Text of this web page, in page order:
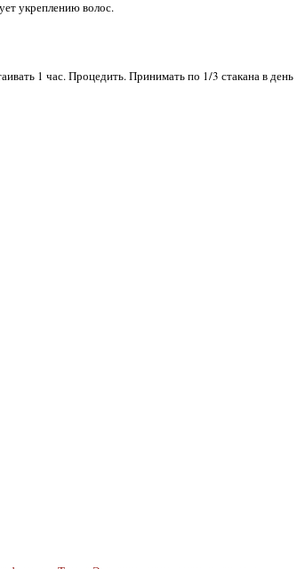
укреплению волос.
1 час. Процедить. Принимать по 1/3 стакана в день